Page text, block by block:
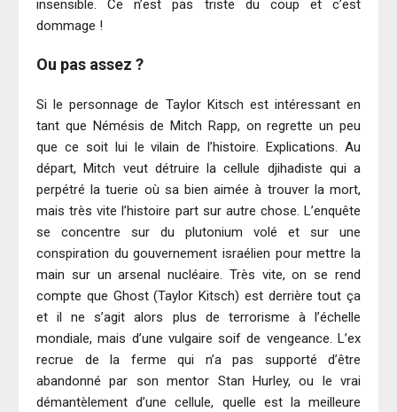
insensible. Ce n’est pas triste du coup et c’est
dommage !
Ou pas assez ?
Si le personnage de Taylor Kitsch est intéressant en
tant que Némésis de Mitch Rapp, on regrette un peu
que ce soit lui le vilain de l’histoire. Explications. Au
départ, Mitch veut détruire la cellule djihadiste qui a
perpétré la tuerie où sa bien aimée à trouver la mort,
mais très vite l’histoire part sur autre chose. L’enquête
se concentre sur du plutonium volé et sur une
conspiration du gouvernement israélien pour mettre la
main sur un arsenal nucléaire. Très vite, on se rend
compte que Ghost (Taylor Kitsch) est derrière tout ça
et il ne s’agit alors plus de terrorisme à l’échelle
mondiale, mais d’une vulgaire soif de vengeance. L’ex
recrue de la ferme qui n’a pas supporté d’être
abandonné par son mentor Stan Hurley, ou le vrai
démantèlement d’une cellule, quelle est la meilleure